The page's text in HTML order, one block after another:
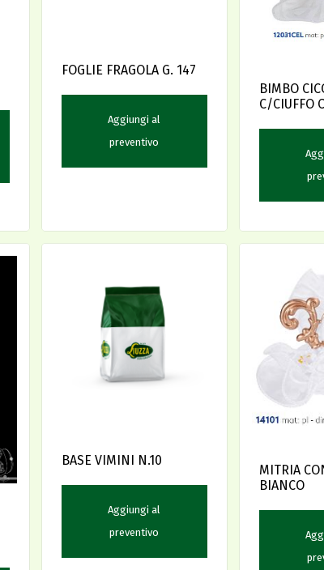
FOGLIE FRAGOLA G. 147
Aggiungi al
preventivo
BIMBO
C/CIUFFO
BASE VIMINI N.10
Aggiungi al
preventivo
MITRIA
BIANCO